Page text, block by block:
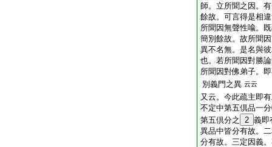
師。立所聞之因。
餘故。可言得是相
所聞因無聲性喩。
簡別餘故。故所聞
異不名無。是名與
也。若所聞因對勝
所聞因對佛弟子。
別義門之異 云云
又云。今此疏主即
不定中第五倶品一
第五倶分之
2 義即
異品中皆分有故。
分有故。三定因義